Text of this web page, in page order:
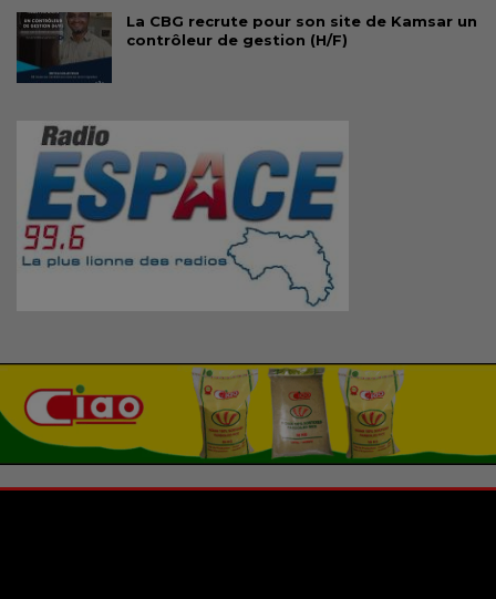
La CBG recrute pour son site de Kamsar un
contrôleur de gestion (H/F)